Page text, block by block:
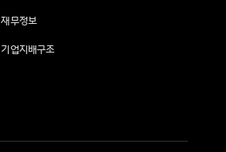
재무정보
기업지배구조